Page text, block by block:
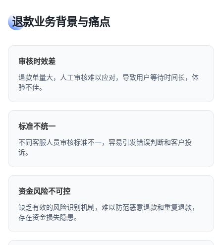
退款业务背景与痛点
审核时效差
退款单量大，人工审核难以应对，导致用户等待时间长，体
验不佳。
标准不统一
不同客服人员审核标准不一，容易引发错误判断和客户投
诉。
资金风险不可控
缺乏有效的风险识别机制，难以防范恶意退款和重复退款，
存在资金损失隐患。